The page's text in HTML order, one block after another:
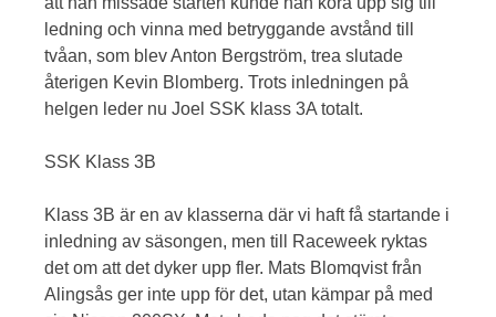
ledning och vinna med betryggande avstånd till
tvåan, som blev Anton Bergström, trea slutade
återigen Kevin Blomberg. Trots inledningen på
helgen leder nu Joel SSK klass 3A totalt.
SSK Klass 3B
Klass 3B är en av klasserna där vi haft få startande i
inledning av säsongen, men till Raceweek ryktas
det om att det dyker upp fler. Mats Blomqvist från
Alingsås ger inte upp för det, utan kämpar på med